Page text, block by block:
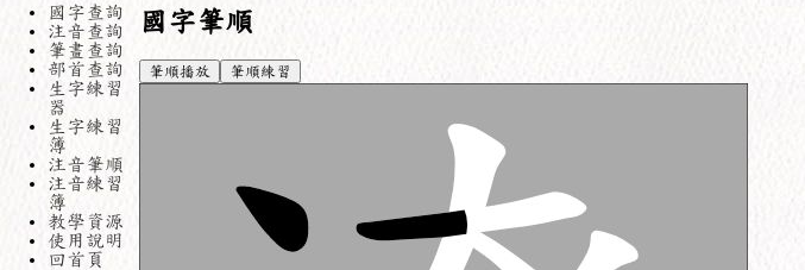
國字查詢
注音查詢
筆畫查詢
部首查詢
生字練習
器
生字練習
簿
注音筆順
注音練習
簿
教學資源
使用說明
回首頁
國字筆順
筆順播放 筆順練習